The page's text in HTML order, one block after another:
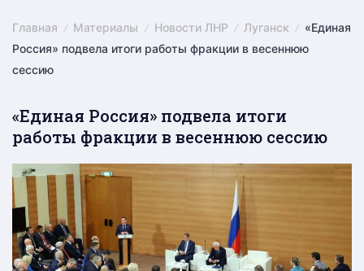
Главная Материалы Новости ЛНР Луганск
«Единая
Россия» подвела итоги работы фракции в весеннюю
сессию
«Единая Россия» подвела итоги
работы фракции в весеннюю сессию